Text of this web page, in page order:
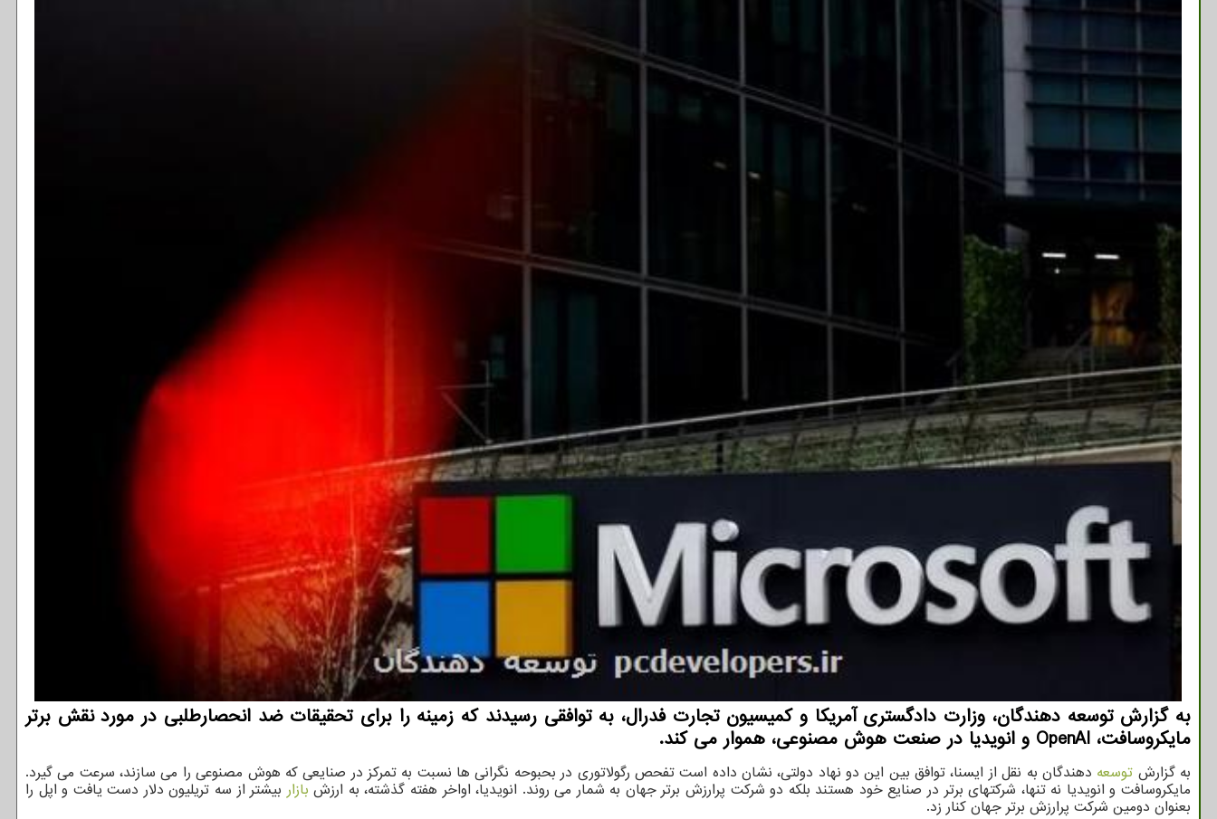
به گزارش توسعه دهندگان، وزارت دادگستری آمریکا و کمیسیون تجارت فدرال، به توافقی رسیدند که زمینه را برای تحقیقات ضد انحصارطلبی در مورد نقش برتر
مایکروسافت، OpenAI و انویدیا در صنعت هوش مصنوعی، هموار می کند.
به گزارش توسعه دهندگان به نقل از ایسنا، توافق بین این دو نهاد دولتی، نشان داده است تفحص رگولاتوری در بحبوحه نگرانی ها نسبت به تمرکز در صنایعی که هوش مصنوعی را می سازند، سرعت می گیرد.
مایکروسافت و انویدیا نه تنها، شرکتهای برتر در صنایع خود هستند بلکه دو شرکت پرارزش برتر جهان به شمار می روند. انویدیا، اواخر هفته گذشته، به ارزش بازار بیشتر از سه تریلیون دلار دست یافت و اپل را
بعنوان دومین شرکت پرارزش برتر جهان کنار زد.